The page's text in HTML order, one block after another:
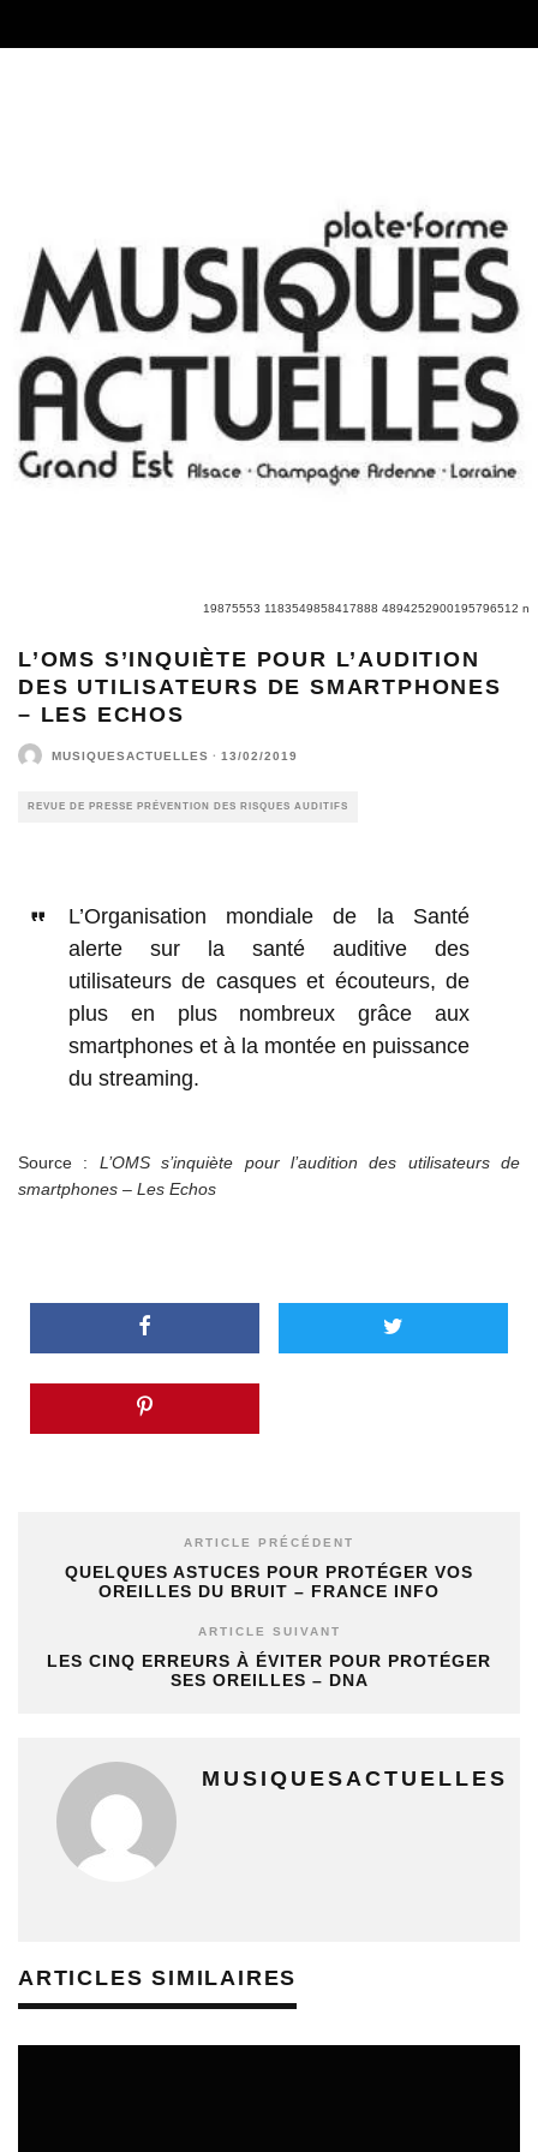
19875553 1183549858417888 4894252900195796512 n
L’OMS S’INQUIÈTE POUR L’AUDITION
DES UTILISATEURS DE SMARTPHONES
– LES ECHOS
MUSIQUESACTUELLES · 13/02/2019
REVUE DE PRESSE PRÉVENTION DES RISQUES AUDITIFS
L’Organisation mondiale de la Santé
alerte sur la santé auditive des
utilisateurs de casques et écouteurs, de
plus en plus nombreux grâce aux
smartphones et à la montée en puissance
du streaming.
Source : L’OMS s’inquiète pour l’audition des utilisateurs de
smartphones – Les Echos
ARTICLE PRÉCÉDENT
QUELQUES ASTUCES POUR PROTÉGER VOS
OREILLES DU BRUIT – FRANCE INFO
ARTICLE SUIVANT
LES CINQ ERREURS À ÉVITER POUR PROTÉGER
SES OREILLES – DNA
MUSIQUESACTUELLES
ARTICLES SIMILAIRES